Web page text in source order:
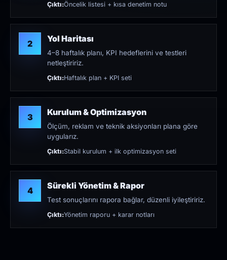
Çıktı:Öncelik listesi + kısa denetim notu
2 Yol Haritası
4–8 haftalık planı, KPI hedeflerini ve testleri
netleştiririz.
Çıktı:Haftalık plan + KPI seti
3 Kurulum & Optimizasyon
Ölçüm, reklam ve teknik aksiyonları plana göre
uygularız.
Çıktı:Stabil kurulum + ilk optimizasyon seti
4 Sürekli Yönetim & Rapor
Test sonuçlarını rapora bağlar, düzenli iyileştiririz.
Çıktı:Yönetim raporu + karar notları